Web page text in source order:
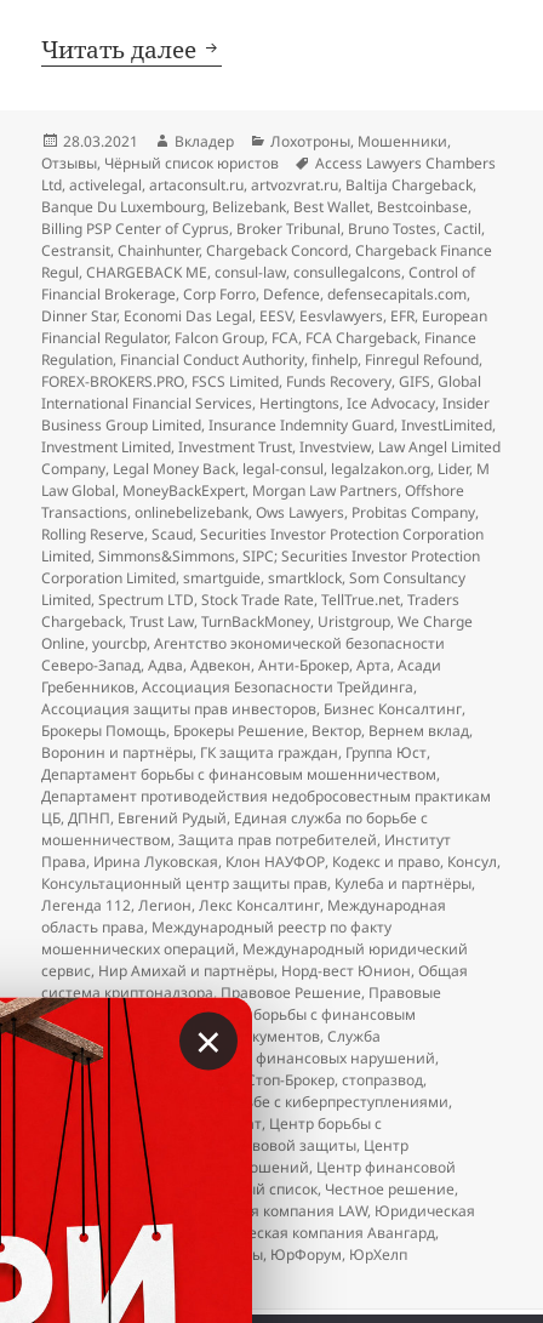
Читать далее Добавления в чёрный
Опубликовано
28.03.2021 Автор
Вкладер Рубрики
Лохотроны, Мошенники,
Отзывы, Чёрный список юристов Метки
Access Lawyers Chambers
Ltd,activelegal,artaconsult.ru,artvozvrat.ru, Baltija Chargeback,
Banque Du Luxembourg, Belizebank, Best Wallet, Bestcoinbase,
Billing PSP Center of Cyprus, Broker Tribunal, Bruno Tostes,Cactil,
Cestransit,Chainhunter,Chargeback Concord,Chargeback Finance
Regul,CHARGEBACK ME,consul-law,consullegalcons,Control of
Financial Brokerage,Corp Forro, Defence,defensecapitals.com,
Dinner Star, Economi Das Legal, EESV, Eesvlawyers, EFR, European
Financial Regulator, Falcon Group, FCA, FCA Chargeback, Finance
Regulation, Financial Conduct Authority,finhelp, Finregul Refound,
FOREX-BROKERS.PRO, FSCS Limited, Funds Recovery,GIFS,Global
International Financial Services, Hertingtons,Ice Advocacy,Insider
Business Group Limited,Insurance Indemnity Guard,InvestLimited,
Investment Limited,Investment Trust,Investview, Law Angel Limited
Company, Legal Money Back, legal-consul, legalzakon.org, Lider, M
Law Global, MoneyBackExpert, Morgan Law Partners,Offshore
Transactions,onlinebelizebank,Ows Lawyers, Probitas Company,
Rolling Reserve,Scaud,Securities Investor Protection Corporation
Limited,Simmons&Simmons,SIPC; Securities Investor Protection
Corporation Limited,smartguide,smartklock,Som Consultancy
Limited,Spectrum LTD,Stock Trade Rate,TellTrue.net,Traders
Chargeback,Trust Law,TurnBackMoney, Uristgroup,We Charge
Online,yourcbp,Агентство экономической безопасности
Северо-Запад,Адва,Адвекон,Анти-Брокер,Арта,Асади
Гребенников,Ассоциация Безопасности Трейдинга,
Ассоциация защиты прав инвесторов, Бизнес Консалтинг,
Брокеры Помощь, Брокеры Решение, Вектор, Вернем вклад,
Воронин и партнёры, ГК защита граждан, Группа Юст,
Департамент борьбы с финансовым мошенничеством,
Департамент противодействия недобросовестным практикам
ЦБ,ДПНП, Евгений Рудый, Единая служба по борьбе с
мошенничеством,Защита прав потребителей, Институт
Права, Ирина Луковская, Клон НАУФОР, Кодекс и право, Консул,
Консультационный центр защиты прав, Кулеба и партнёры,
Легенда 112,Легион,Лекс Консалтинг, Международная
область права, Международный реестр по факту
мошеннических операций, Международный юридический
сервис, Нир Амихай и партнёры, Норд-вест Юнион,Общая
система криптонадзора,Правовое Решение, Правовые
решения
Ростправо,Служба борьбы с финансовым
мошенничеством
Служба документов,Служба
противодействия и контроля финансовых нарушений,
Стандарт Реал
Стоп-Брокер,стопразвод,
Федеральный проект по борьбе с киберпреступлениями,
Фемида
Финансовый возврат, Центр борьбы с
мошенничеством
Центр правовой защиты, Центр
регулирования торговых отношений, Центр финансовой
защиты
ЦРОФР чёрный список, Честное решение,
Юлия Дальман, Юридическая компания LAW, Юридическая
компания «Консул»
Юридическая компания Авангард,
Юринформ,юристы-аферисты, ЮрФорум, ЮрХелп
2 комментарияк записи
×